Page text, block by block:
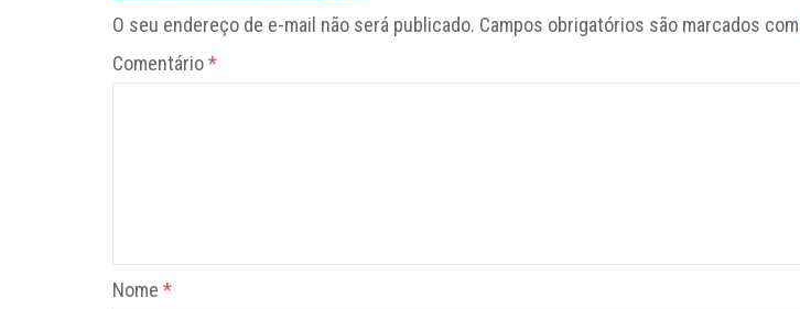
O seu endereço de e-mail não será publicado. Campos obrigatórios são marcados com
Comentário*
Nome *